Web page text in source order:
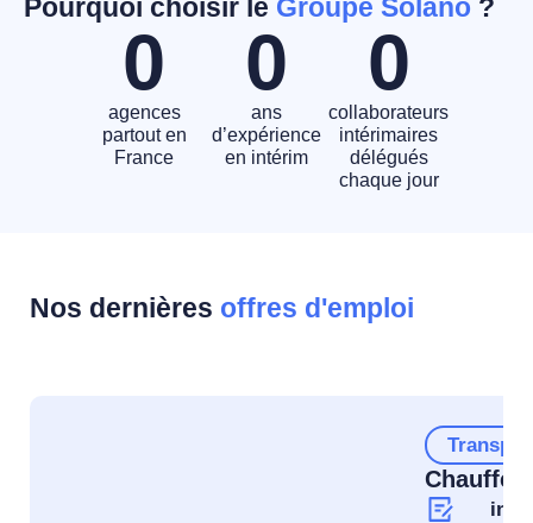
Pourquoi choisir le Groupe Solano ?
agences
partout en
France
0
ans
d’expérience
en intérim
0
collaborateurs
intérimaires
délégués
chaque jour
0
Nos dernières offres d'emploi